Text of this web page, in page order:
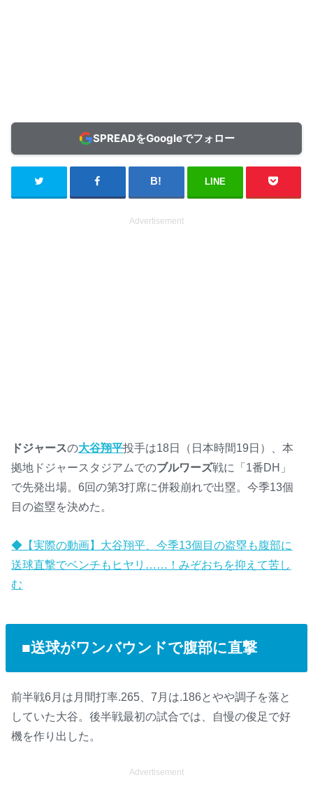
SPREADをGoogleでフォロー
LINE
Advertisement
ドジャースの大谷翔平投手は18日（日本時間19日）、本
拠地ドジャースタジアムでのブルワーズ戦に「1番DH」
で先発出場。6回の第3打席に併殺崩れで出塁。今季13個
目の盗塁を決めた。
◆【実際の動画】大谷翔平、今季13個目の盗塁も腹部に
送球直撃でベンチもヒヤリ……！みぞおちを抑えて苦し
む
■送球がワンバウンドで腹部に直撃
前半戦6月は月間打率.265、7月は.186とやや調子を落と
していた大谷。後半戦最初の試合では、自慢の俊足で好
機を作り出した。
Advertisement